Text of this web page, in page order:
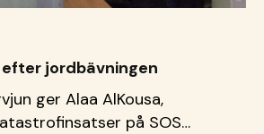
jordbävningen
ger Alaa AlKousa,
på SOS